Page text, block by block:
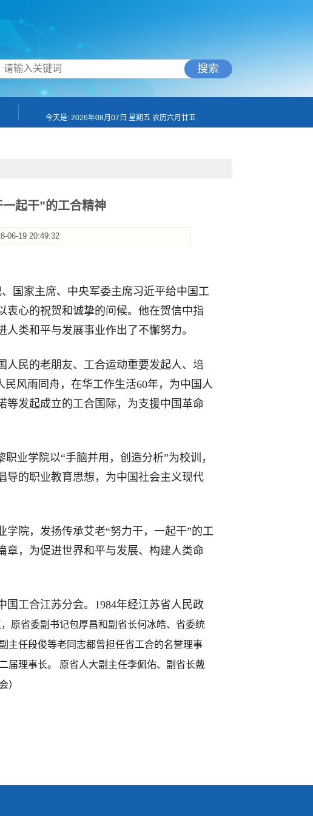
搜索
今天是: 2026年08月07日 星期五 农历六月廿五
起干”的工合精神
06-19 20:49:32
国家主席、中央军委主席习近平给中国工
衷心的祝贺和诚挚的问候。他在贺信中指
类和平与发展事业作出了不懈努力。
人民的老朋友、工合运动重要发起人、培
风雨同舟，在华工作生活60年，为中国人
等发起成立的工合国际，为支援中国革命
业学院以“手脑并用，创造分析”为校训，
导的职业教育思想，为中国社会主义现代
院，发扬传承艾老“努力干，一起干”的工
章，为促进世界和平与发展、构建人类命
国工合江苏分会。1984年经江苏省人民政
原省委副书记包厚昌和副省长何冰皓、省委统
主任段俊等老同志都曾担任省工合的名誉理事
届理事长。 原省人大副主任李佩佑、副省长戴
）